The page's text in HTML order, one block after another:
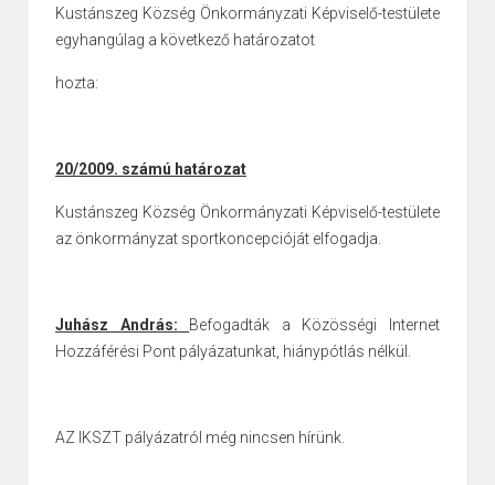
Kustánszeg Község Önkormányzati Képviselő-testülete
egyhangúlag a következő határozatot
hozta:
20/2009. számú határozat
Kustánszeg Község Önkormányzati Képviselő-testülete
az önkormányzat sportkoncepcióját elfogadja.
Juhász András: Befogadták a Közösségi Internet
Hozzáférési Pont pályázatunkat, hiánypótlás nélkül.
AZ IKSZT pályázatról még nincsen hírünk.